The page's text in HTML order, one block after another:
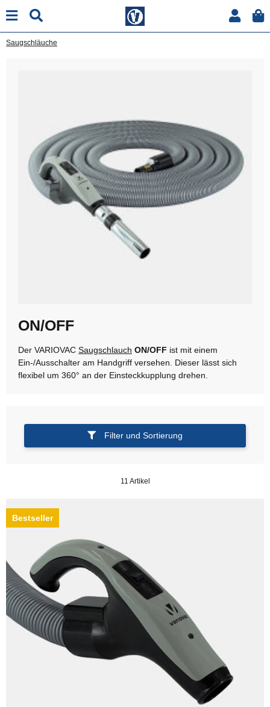
Saugschläuche
ON/OFF
Der VARIOVAC Saugschlauch ON/OFF ist mit einem
Ein-/Ausschalter am Handgriff versehen. Dieser lässt sich
flexibel um 360° an der Einsteckkupplung drehen.
Filter und Sortierung
11 Artikel
Bestseller